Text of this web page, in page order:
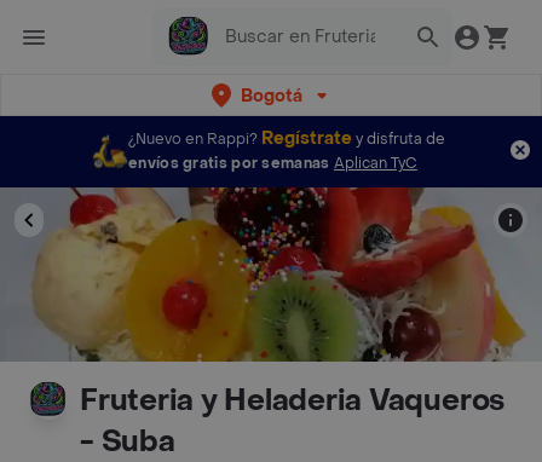
Bogotá
¿Nuevo en Rappi? Regístratey disfruta de
envíos gratis por semanas Aplican TyC
Fruteria y Heladeria Vaqueros
- Suba